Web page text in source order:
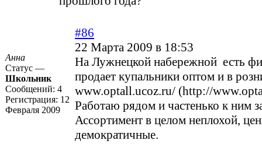
Анна
Статус —
Школьник
Сообщений: 4
Регистрация: 12
Февраля 2009
#86
22 Марта 2009 в 18:53
На Лужнецкой набережной есть
продает купальники оптом и в
www.optall.ucoz.ru/ (http://
Работаю рядом и частенько к ним
Ассортимент в целом неплохой,
демократичные.